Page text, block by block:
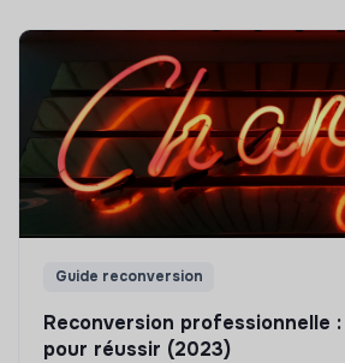
Guide reconversion
Reconversion professionnelle
pour réussir (2023)